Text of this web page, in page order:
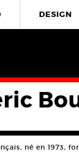
DESIGN
né en 1973,